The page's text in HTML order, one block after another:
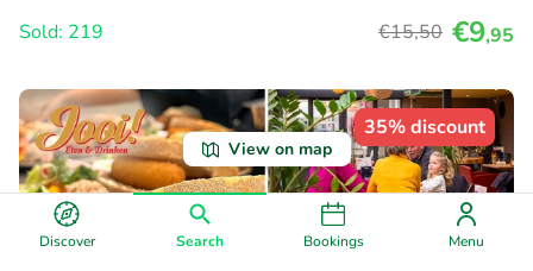
Discover Search Bookings Menu
View on map
Sold: 219
€15,50 €9,95
35% discount